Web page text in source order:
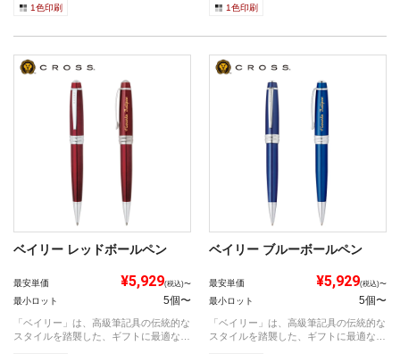
1色印刷 1色印刷
ベイリー レッドボールペン
最安単価 ¥5,929(税込)〜
最小ロット 5個〜
「ベイリー」は、高級筆記具の伝統的な
スタイルを踏襲した、ギフトに最適なシ
ベイリー ブルーボールペン
最安単価 ¥5,929(税込)〜
最小ロット 5個〜
「ベイリー」は、高級筆記具の伝統的な
スタイルを踏襲した、ギフトに最適なシ